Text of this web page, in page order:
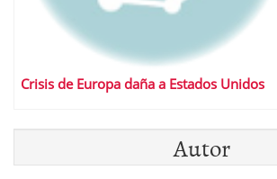
Crisis de Europa daña a Estados Unidos
Autor